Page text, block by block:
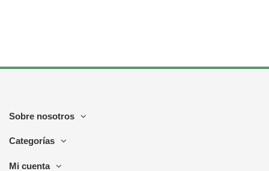
Sobre nosotros
Categorías
Mi cuenta